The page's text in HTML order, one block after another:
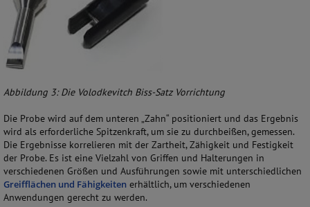
Abbildung 3: Die Volodkevitch Biss-Satz Vorrichtung
Die Probe wird auf dem unteren „Zahn“ positioniert und das Ergebnis
wird als erforderliche Spitzenkraft, um sie zu durchbeißen, gemessen.
Die Ergebnisse korrelieren mit der Zartheit, Zähigkeit und Festigkeit
der Probe. Es ist eine Vielzahl von Griffen und Halterungen in
verschiedenen Größen und Ausführungen sowie mit unterschiedlichen
Greifflächen und Fähigkeiten erhältlich, um verschiedenen
Anwendungen gerecht zu werden.